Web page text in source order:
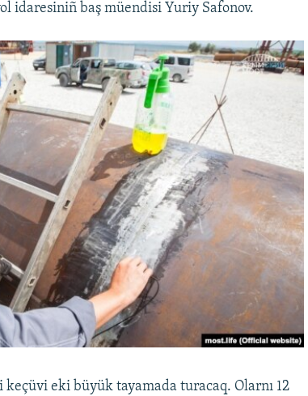
idaresiniñ baş müendisi Yuriy Safonov.
eki büyük tayamada turacaq. Olarnı 12